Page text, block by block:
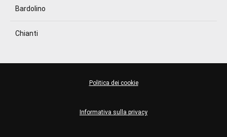
Bardolino
Chianti
Informativa sulla privacy
Politica dei cookie